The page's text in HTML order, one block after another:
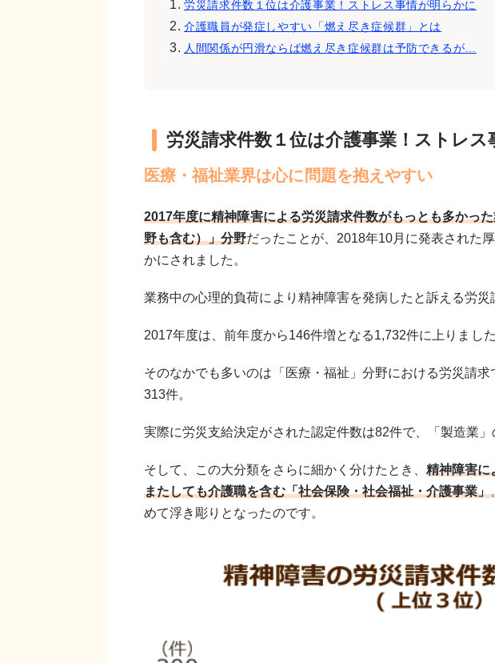
労災請求件数１位は介護事業！ストレス事情が明らかに
介護職員が発症しやすい「燃え尽き症候群」とは
人間関係が円滑ならば燃え尽き症候群は予防できるが…
労災請求件数１位は介護事業！ストレス
医療・福祉業界は心に問題を抱えやすい
2017年度に精神障害による労災請求件数がもっとも多かっ
野も含む）」分野だったことが、2018年10月に発表された
かにされました。
業務中の心理的負荷により精神障害を発病したと訴える労災
2017年度は、前年度から146件増となる1,732件に上りました
そのなかでも多いのは「医療・福祉」分野における労災請
313件。
実際に労災支給決定がされた認定件数は82件で、「製造業」
そして、この大分類をさらに細かく分けたとき、精神障害に
またしても介護職を含む「社会保険・社会福祉・介護事業」
めて浮き彫りとなったのです。